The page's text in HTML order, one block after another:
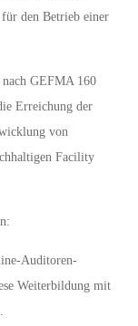
den Betrieb einer
GEFMA 160
Erreichung der
von
Facility
Auditoren-
Weiterbildung mit